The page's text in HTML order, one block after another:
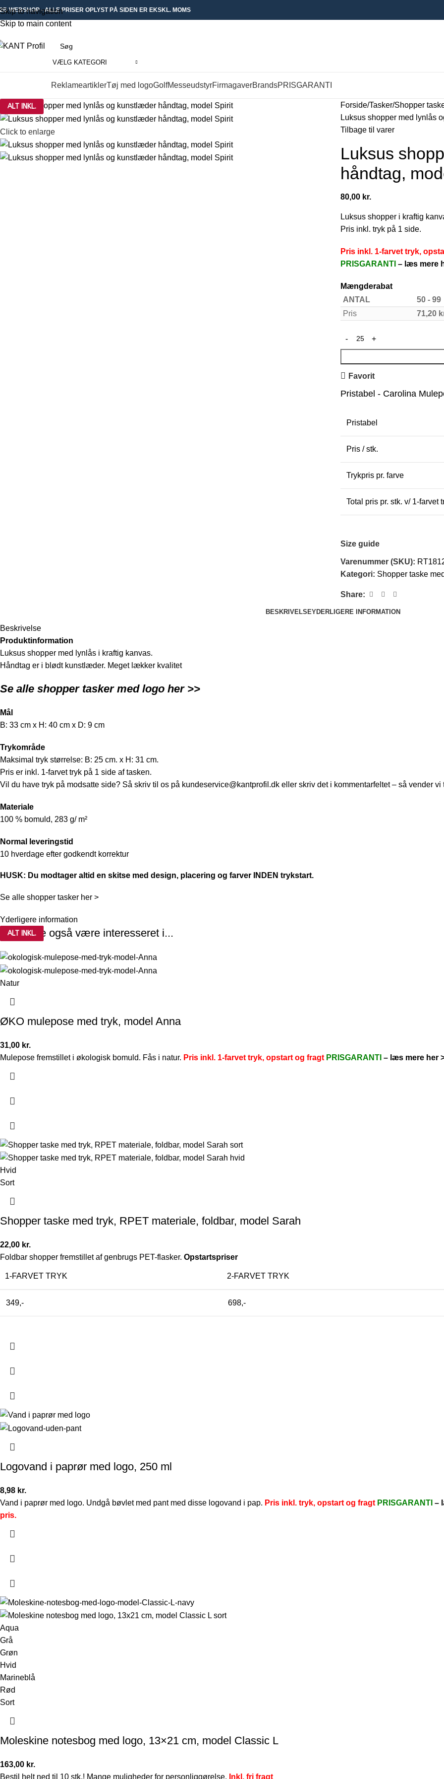
Skip to navigation
Skip to main content
WEBSHOP - ALLE PRISER OPLYST PÅ SIDEN ER EKSKL. MOMS
VÆLG KATEGORI
ReklameartiklerTøj med logoGolfMesseudstyrFirmagaverBrandsPRISGARANTI
Click to enlarge
ALT INKL. Forside Tasker Shopper
Luksus shopper med lynlås
Tilbage til varer
Luksus
håndtag,
80,00 kr.
Luksus shopper i kraftig
Pris inkl. tryk på 1 side.
Pris inkl. 1-farvet tryk,
PRISGARANTI – læs mere
Mængderabat
ANTAL
50 - 99
Pris
71,20
Favorit
Pristabel - Carolina
Pristabel
Pris / stk.
Trykpris pr. farve
Total pris pr. stk. v/ 1-farvet
Size guide
Varenummer (SKU):
Kategori: Shopper taske
Share:
BESKRIVELSEYDERLIGERE INFORMATION
Beskrivelse
Produktinformation
Luksus shopper med lynlås i kraftig kanvas.
Håndtag er i blødt kunstlæder. Meget lækker kvalitet
Se alle shopper tasker med logo her >>
Mål
B: 33 cm x H: 40 cm x D: 9 cm
Trykområde
Maksimal tryk størrelse: B: 25 cm. x H: 31 cm.
Pris er inkl. 1-farvet tryk på 1 side af tasken.
Vil du have tryk på modsatte side? Så skriv til os på kundeservice@kantprofil.dk eller skriv det i kommentarfeltet – så vender
Materiale
100 % bomuld, 283 g/ m²
Normal leveringstid
10 hverdage efter godkendt korrektur
HUSK: Du modtager altid en skitse med design, placering og farver INDEN trykstart.
Se alle shopper tasker her >
Yderligere information
Du kunne også være interesseret i...
ALT INKL.
Natur
ØKO mulepose med tryk, model Anna
31,00 kr.
Mulepose fremstillet i økologisk bomuld. Fås i natur. Pris inkl. 1-farvet tryk, opstart og fragt PRISGARANTI – læs mere her
Hvid
Sort
Shopper taske med tryk, RPET materiale, foldbar, model Sarah
22,00 kr.
Foldbar shopper fremstillet af genbrugs PET-flasker. Opstartspriser
1-FARVET TRYK 2-FARVET TRYK
349,- 698,-
ALT INKL.
Logovand i paprør med logo, 250 ml
8,98 kr.
Vand i paprør med logo. Undgå bøvlet med pant med disse logovand i pap. Pris inkl. tryk, opstart og fragt PRISGARANTI –
pris.
ALT INKL.
Aqua
Grå
Grøn
Hvid
Marineblå
Rød
Sort
Moleskine notesbog med logo, 13×21 cm, model Classic L
163,00 kr.
Bestil helt ned til 10 stk.! Mange muligheder for personliggørelse. Inkl. fri fragt